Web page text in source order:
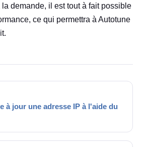
demande, il est tout à fait possible
ce qui permettra à Autotune
à jour une adresse IP à l'aide du